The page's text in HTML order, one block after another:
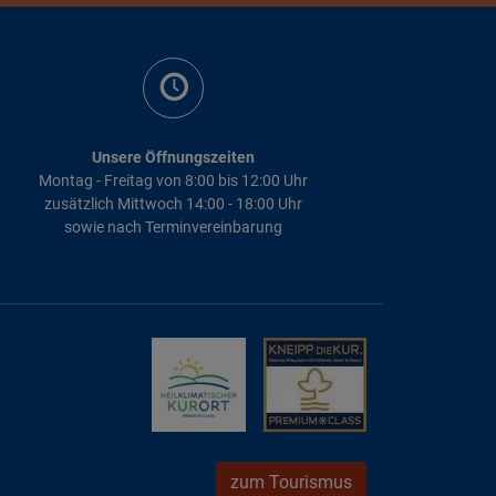
Unsere Öffnungszeiten
Montag - Freitag von 8:00 bis 12:00 Uhr
zusätzlich Mittwoch 14:00 - 18:00 Uhr
sowie nach Terminvereinbarung
zum Tourismus